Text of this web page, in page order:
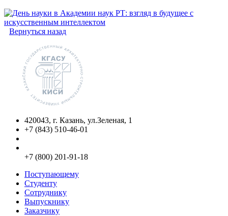
Вернуться назад
420043, г. Казань, ул.Зеленая, 1
+7 (843) 510-46-01
+7 (800) 201-91-18
Поступающему
Студенту
Сотруднику
Выпускнику
Заказчику